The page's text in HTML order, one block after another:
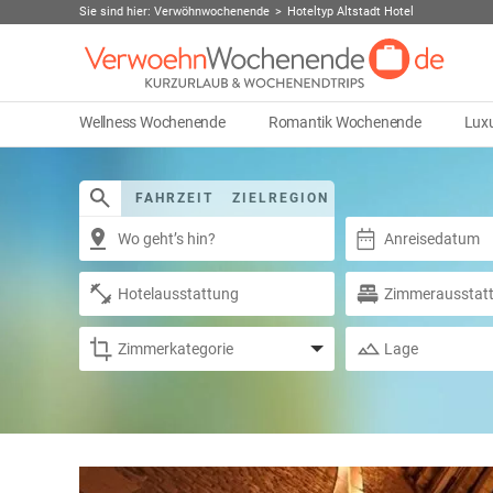
Sie sind hier: Verwöhnwochenende Hoteltyp Altstadt Hotel
Wellness Wochenende Romantik Wochenende
FAHRZEIT ZIELREGION